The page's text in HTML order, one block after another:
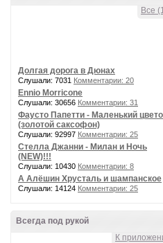
Все
Долгая дорога в Дюнах
Слушали: 7031 Комментарии: 20
Ennio Morricone
Слушали: 30656 Комментарии: 31
Фаусто Папетти - Маленький
(золотой саксофон)
Слушали: 92997 Комментарии: 25
Стелла Джанни - Милан и Ночь
(NEW)!!!
Слушали: 10430 Комментарии: 8
А Алёшин Хрусталь и шампанское
Слушали: 14124 Комментарии: 25
Всегда под рукой
К